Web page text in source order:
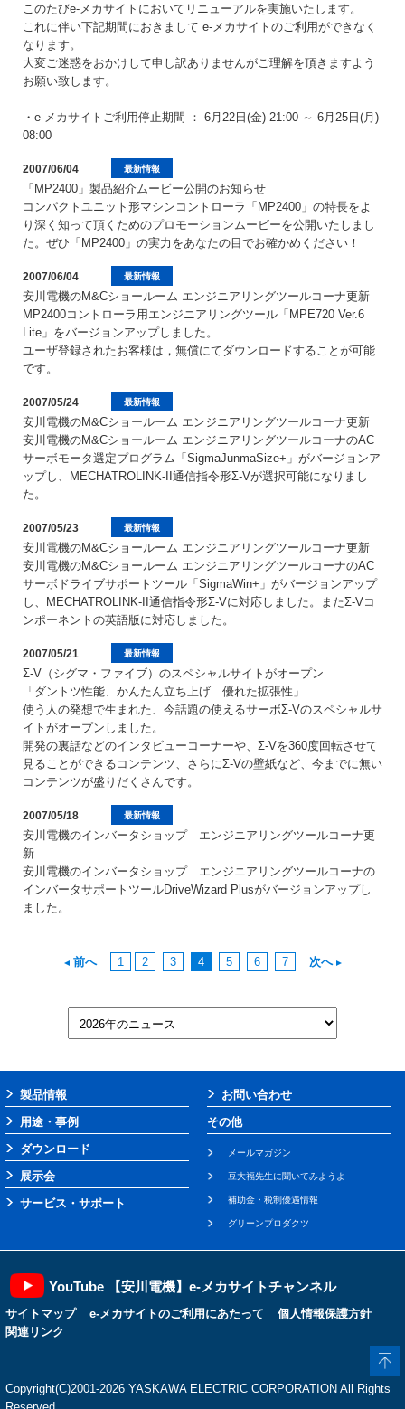
このたびe-メカサイトにおいてリニューアルを実施いたします。
これに伴い下記期間におきまして e-メカサイトのご利用ができなく
なります。
大変ご迷惑をおかけして申し訳ありませんがご理解を頂きますよう
お願い致します。
・e-メカサイトご利用停止期間 ： 6月22日(金) 21:00 ～ 6月25日(月)
08:00
最新情報
2007/06/04
「MP2400」製品紹介ムービー公開のお知らせ
コンパクトユニット形マシンコントローラ「MP2400」の特長をよ
り深く知って頂くためのプロモーションムービーを公開いたしまし
た。ぜひ「MP2400」の実力をあなたの目でお確かめください！
最新情報
2007/06/04
安川電機のM&Cショールーム エンジニアリングツールコーナ更新
MP2400コントローラ用エンジニアリングツール「MPE720 Ver.6
Lite」をバージョンアップしました。
ユーザ登録されたお客様は，無償にてダウンロードすることが可能
です。
最新情報
2007/05/24
安川電機のM&Cショールーム エンジニアリングツールコーナ更新
安川電機のM&Cショールーム エンジニアリングツールコーナのAC
サーボモータ選定プログラム「SigmaJunmaSize+」がバージョンア
ップし、MECHATROLINK-II通信指令形Σ-Vが選択可能になりまし
た。
最新情報
2007/05/23
安川電機のM&Cショールーム エンジニアリングツールコーナ更新
安川電機のM&Cショールーム エンジニアリングツールコーナのAC
サーボドライブサポートツール「SigmaWin+」がバージョンアップ
し、MECHATROLINK-II通信指令形Σ-Vに対応しました。またΣ-Vコ
ンポーネントの英語版に対応しました。
最新情報
2007/05/21
Σ-V（シグマ・ファイブ）のスペシャルサイトがオープン
「ダントツ性能、かんたん立ち上げ 優れた拡張性」
使う人の発想で生まれた、今話題の使えるサーボΣ-Vのスペシャルサ
イトがオープンしました。
開発の裏話などのインタビューコーナーや、Σ-Vを360度回転させて
見ることができるコンテンツ、さらにΣ-Vの壁紙など、今までに無い
コンテンツが盛りだくさんです。
最新情報
2007/05/18
安川電機のインバータショップ エンジニアリングツールコーナ更
新
安川電機のインバータショップ エンジニアリングツールコーナの
インバータサポートツールDriveWizard Plusがバージョンアップし
ました。
前へ 1 2 3 4 5 6 7 次へ
製品情報
用途・事例
ダウンロード
展示会
サービス・サポート
お問い合わせ
その他
メールマガジン
豆大福先生に聞いてみようよ
補助金・税制優遇情報
グリーンプロダクツ
YouTube 【安川電機】e-メカサイトチャンネル
サイトマップ e-メカサイトのご利用にあたって
個人情報保護方針
関連リンク
Copyright(C)2001‐2026 YASKAWA ELECTRIC CORPORATION All Rights
Reserved.